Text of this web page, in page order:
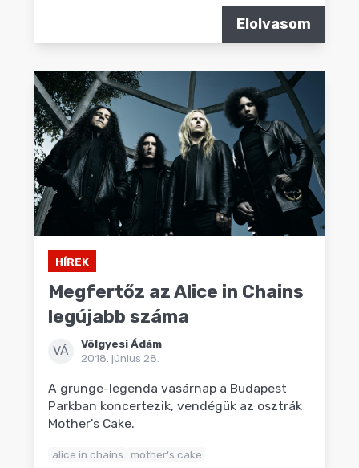
Elolvasom
HÍREK
Megfertőz az Alice in Chains
legújabb száma
VÁ
Völgyesi Ádám
2018. június 28.
A grunge-legenda vasárnap a Budapest
Parkban koncertezik, vendégük az osztrák
Mother's Cake.
alice in chains mother's cake